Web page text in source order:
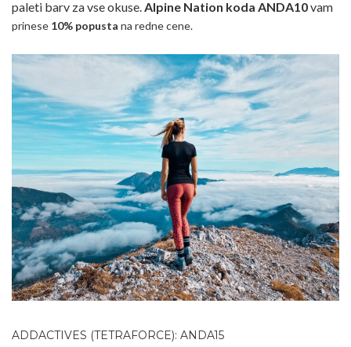
paleti barv za vse okuse.Alpine Nation koda ANDA10vam
prinese 10% popusta na redne cene.
ADDACTIVES (TETRAFORCE): ANDA15